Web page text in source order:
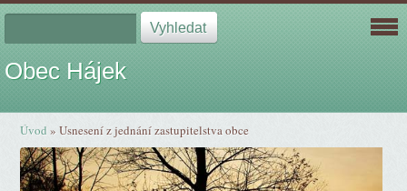
Obec Hájek
Úvod »Usnesení z jednání zastupitelstva obce